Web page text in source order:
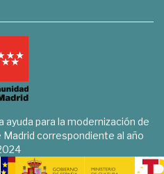
ayuda para la modernización de
Madrid correspondiente al año